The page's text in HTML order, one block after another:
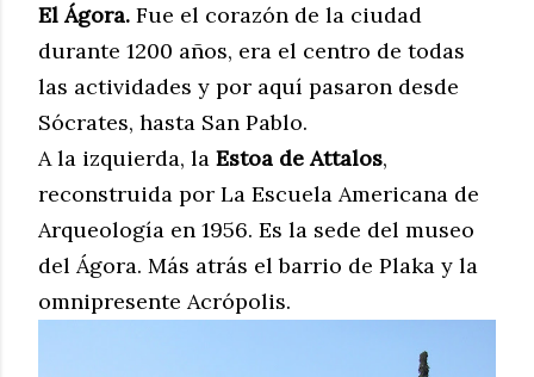
El Ágora. Fue el corazón de la ciudad
durante 1200 años, era el centro de todas
las actividades y por aquí pasaron desde
Sócrates, hasta San Pablo.
A la izquierda, la Estoa de Attalos,
reconstruida por La Escuela Americana de
Arqueología en 1956. Es la sede del museo
del Ágora. Más atrás el barrio de Plaka y la
omnipresente Acrópolis.